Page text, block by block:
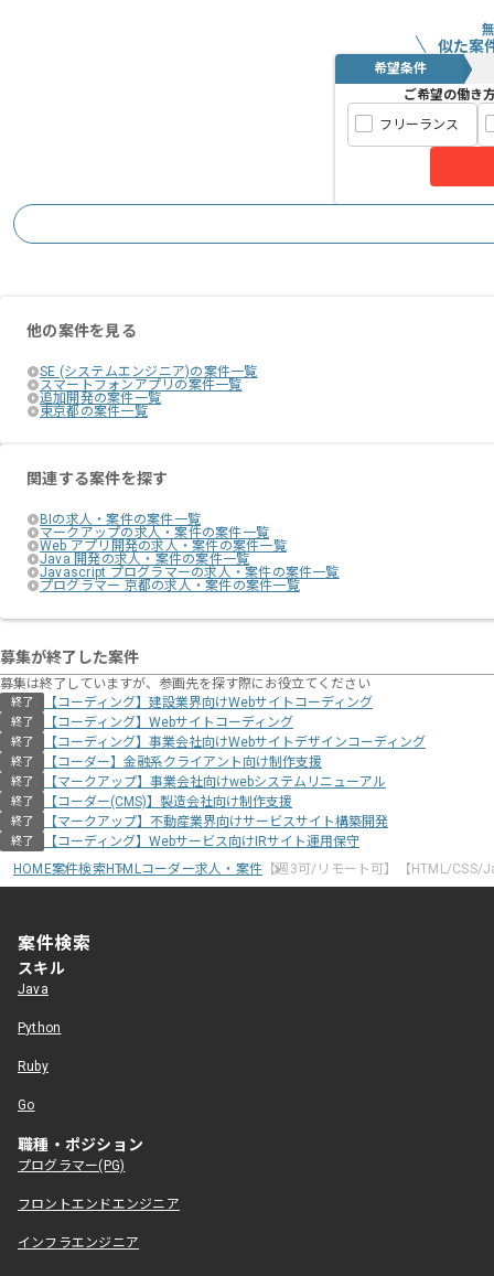
「常にユーザー目線に立ったサイト」
ディレクター、デザイナー、エンジニ
速いサイクルでの開発を進めている企業
エンジニアとして作業しやすい環境の案
似た案
希望条件
ご希望の働き
フリーランス
他の案件を見る
SE (システムエンジニア)の案件一覧
スマートフォンアプリの案件一覧
追加開発の案件一覧
東京都の案件一覧
関連する案件を探す
BIの求人・案件の案件一覧
マークアップの求人・案件の案件一覧
Web アプリ開発の求人・案件の案件一覧
Java 開発の求人・案件の案件一覧
Javascript プログラマーの求人・案件の案件一覧
プログラマー 京都の求人・案件の案件一覧
募集が終了した案件
募集は終了していますが、参画先を探す際にお役立てください
終了 【コーディング】建設業界向けWebサイトコーディング
終了 【コーディング】Webサイトコーディング
終了 【コーディング】事業会社向けWebサイトデザインコーディング
終了 【コーダー】金融系クライアント向け制作支援
終了 【マークアップ】事業会社向けwebシステムリニューアル
終了 【コーダー(CMS)】製造会社向け制作支援
終了 【マークアップ】不動産業界向けサービスサイト構築開発
終了
【コーディング】Webサービス向けIRサイト運用保守
HOME案件検索HTMLコーダー求人・案件 【週3可/リモート可】【HTML/
案件検索
スキル
Java
Python
Ruby
Go
職種・ポジション
プログラマー(PG)
フロントエンドエンジニア
インフラエンジニア